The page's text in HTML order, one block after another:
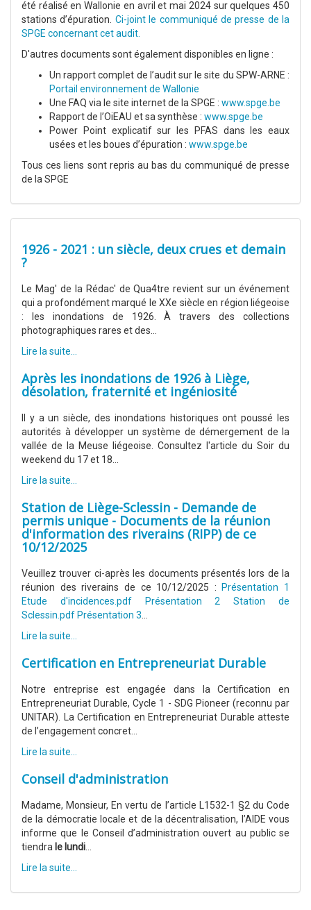
été réalisé en Wallonie en avril et mai 2024 sur quelques 450
stations d’épuration. Ci-joint le communiqué de presse de la
SPGE concernant cet audit.
D'autres documents sont également disponibles en ligne :
Un rapport complet de l’audit sur le site du SPW-ARNE :
Portail environnement de Wallonie
Une FAQ via le site internet de la SPGE : www.spge.be
Rapport de l’OiEAU et sa synthèse : www.spge.be
Power Point explicatif sur les PFAS dans les eaux
usées et les boues d’épuration : www.spge.be
Tous ces liens sont repris au bas du communiqué de presse
de la SPGE
1926 - 2021 : un siècle, deux crues et demain
?
Le Mag' de la Rédac' de Qua4tre revient sur un événement
qui a profondément marqué le XXe siècle en région liégeoise
: les inondations de 1926. À travers des collections
photographiques rares et des...
Lire la suite...
Après les inondations de 1926 à Liège,
désolation, fraternité et ingéniosité
Il y a un siècle, des inondations historiques ont poussé les
autorités à développer un système de démergement de la
vallée de la Meuse liégeoise. Consultez l'article du Soir du
weekend du 17 et 18...
Lire la suite...
Station de Liège-Sclessin - Demande de
permis unique - Documents de la réunion
d'information des riverains (RIPP) de ce
10/12/2025
Veuillez trouver ci-après les documents présentés lors de la
réunion des riverains de ce 10/12/2025 :
Présentation 1
Etude d'incidences.pdf
Présentation 2 Station de
Sclessin.pdf Présentation 3...
Lire la suite...
Certification en Entrepreneuriat Durable
Notre entreprise est engagée dans la Certification en
Entrepreneuriat Durable, Cycle 1 - SDG Pioneer (reconnu par
UNITAR). La Certification en Entrepreneuriat Durable atteste
de l’engagement concret...
Lire la suite...
Conseil d'administration
Madame, Monsieur, En vertu de l’article L1532-1 §2 du Code
de la démocratie locale et de la décentralisation, l’AIDE vous
informe que le Conseil d’administration ouvert au public se
tiendra le lundi...
Lire la suite...